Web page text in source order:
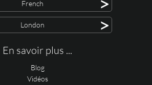
French
London >
En savoir plus ...
Blog
Vidéos